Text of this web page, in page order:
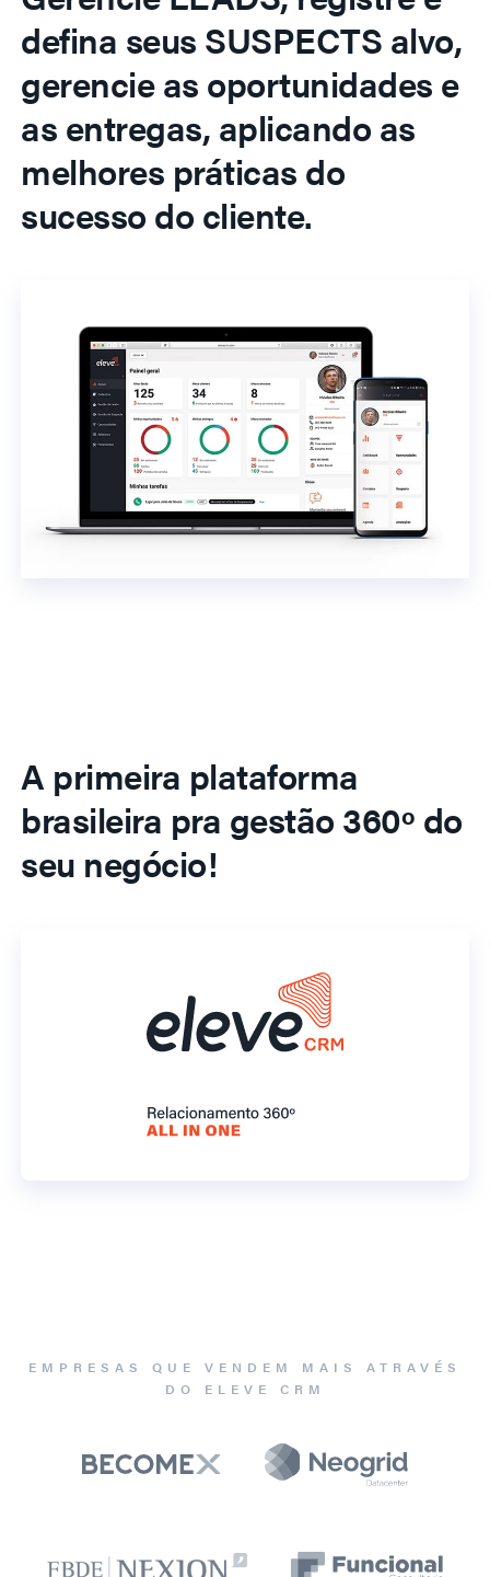
defina seus SUSPECTS alvo,
gerencie as oportunidades e
as entregas, aplicando as
melhores práticas do
sucesso do cliente.
A primeira plataforma
brasileira pra gestão 360º do
seu negócio!
EMPRESAS QUE VENDEM MAIS ATRAVÉS
DO ELEVE CRM